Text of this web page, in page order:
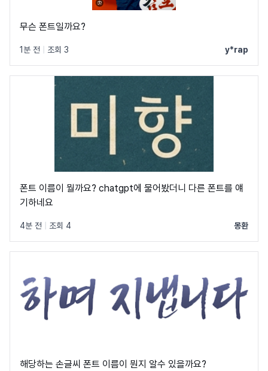
무슨 폰트일까요?
1분 전 조회 3 y*rap
폰트 이름이 뭘까요? chatgpt에 물어봤더니 다른 폰트를 얘
기하네요
4분 전 조회 4 몽환
해당하는 손글씨 폰트 이름이 뭔지 알수 있을까요?